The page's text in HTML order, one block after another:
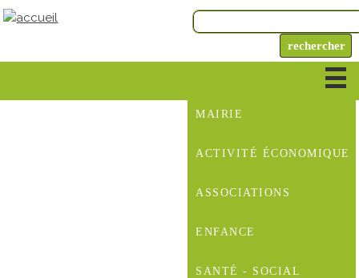
MAIRIE
ACTIVITÉ ÉCONOMIQUE
ASSOCIATIONS
ENFANCE
SANTÉ - SOCIAL